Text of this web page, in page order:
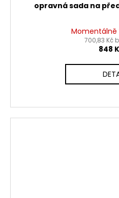
opravná sada na
Momentálně
700,83 Kč
848